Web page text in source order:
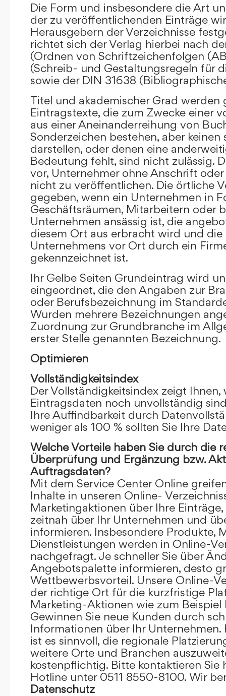
Die Form und insbesondere die Art
der zu veröffentlichenden Einträge
Herausgebern der Verzeichnisse
richtet sich der Verlag hierbei nach
(Ordnen von Schriftzeichenfolgen
(Schreib- und Gestaltungsregeln für
sowie der DIN 31638
Titel und akademischer Grad werden
Eintragstexte, die zum Zwecke einer
aus einer Aneinanderreihung von
Sonderzeichen bestehen, aber keinen
darstellen, oder denen eine
Bedeutung fehlt, sind nicht zulässig.
vor, Unternehmer ohne Anschrift
nicht zu veröffentlichen. Die örtliche
gegeben, wenn ein Unternehmen in
Geschäftsräumen, Mitarbeitern oder
Unternehmen ansässig ist, die
diesem Ort aus erbracht wird und die
Unternehmens vor Ort durch ein
gekennzeichnet ist.
Ihr Gelbe Seiten Grundeintrag wird
eingeordnet, die den Angaben zur
oder Berufsbezeichnung im
Wurden mehrere Bezeichnungen
Zuordnung zur Grundbranche im
erster Stelle genannten Bezeichnung.
Optimieren
Vollständigkeitsindex
Der Vollständigkeitsindex zeigt
Eintragsdaten noch unvollständig
Ihre Auffindbarkeit durch
weniger als 100 % sollten Sie Ihre
Welche Vorteile haben Sie durch die
Überprüfung und Ergänzung bzw.
Auftragsdaten?
Mit dem Service Center Online
Inhalte in unseren Online-
Marketingaktionen über Ihre
zeitnah über Ihr Unternehmen und
informieren. Insbesondere Produkte,
Dienstleistungen werden in Online-
nachgefragt. Je schneller Sie über
Angebotspalette informieren, desto
Wettbewerbsvorteil. Unsere Online-
der richtige Ort für die kurzfristige
Marketing-Aktionen wie zum Beispiel
Gewinnen Sie neue Kunden durch
Informationen über Ihr Unternehmen.
ist es sinnvoll, die regionale
weitere Orte und Branchen
kostenpflichtig. Bitte kontaktieren Sie
Hotline unter 0511 8550-8100. Wir
Datenschutz